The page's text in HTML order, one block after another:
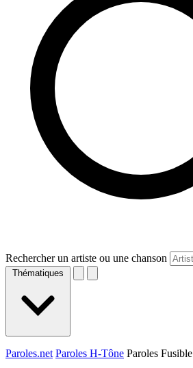
Rechercher un artiste ou une chanson
Thématiques
Paroles.net Paroles H-Tône Paroles Fusible